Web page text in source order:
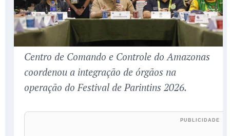
Centro de Comando e Controle do Amazonas
coordenou a integração de órgãos na
operação do Festival de Parintins 2026.